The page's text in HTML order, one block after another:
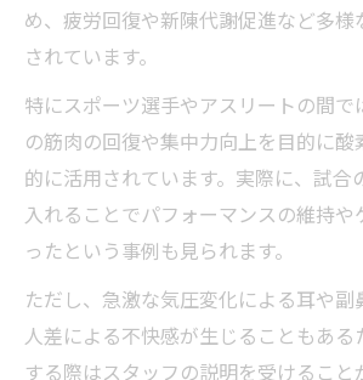
め、疲労回復や新陳代謝促進など多様
されています。
特にスポーツ選手やアスリートの間で
の筋肉の回復や集中力向上を目的に酸
的に活用されています。実際に、試合
入れることでパフォーマンスの維持や
ったという事例も見られます。
ただし、急激な気圧変化による耳や副
人差による不快感が生じることもある
する際はスタッフの説明を受けること